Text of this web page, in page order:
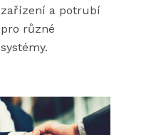
zařízení a potrubí
pro různé
systémy.